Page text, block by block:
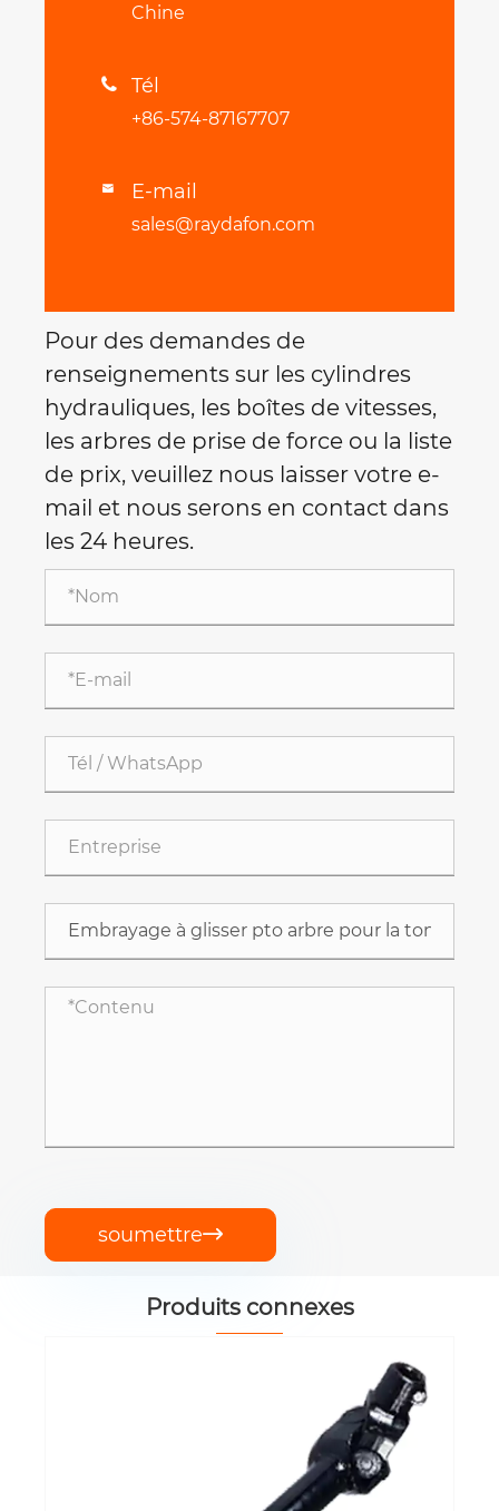
Chine
 Tél
+86-574-87167707
 E-mail
sales@raydafon.com
Pour des demandes de
renseignements sur les cylindres
hydrauliques, les boîtes de vitesses,
les arbres de prise de force ou la liste
de prix, veuillez nous laisser votre e-
mail et nous serons en contact dans
les 24 heures.
soumettre
Produits connexes